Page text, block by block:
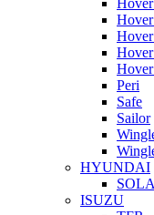
Peri
Safe
Sailor
HYUNDAI
ISUZU